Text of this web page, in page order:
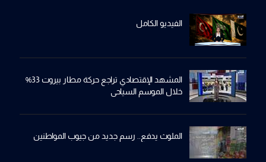
الفيديو الكامل
المشهد الإقتصادي تراجع حركة مطار بيروت 33%
خلال الموسم السياحي
الملوث يدفع.. رسم جديد من جيوب المواطنين